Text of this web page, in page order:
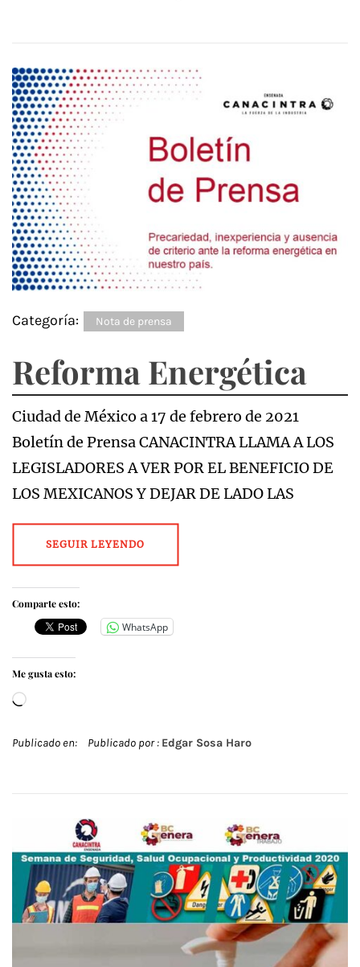
Categoría: Nota de prensa
Reforma Energética
Ciudad de México a 17 de febrero de 2021
Boletín de Prensa CANACINTRA LLAMA A LOS
LEGISLADORES A VER POR EL BENEFICIO DE
LOS MEXICANOS Y DEJAR DE LADO LAS
SEGUIR LEYENDO
Comparte esto:
WhatsApp
Me gusta esto:
Cargando...
Publicado en: Publicado por : Edgar Sosa Haro